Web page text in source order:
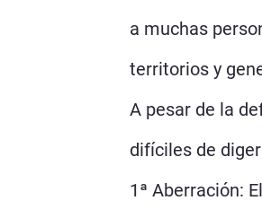
a muchas
territorios y
A pesar de la
difíciles de
1ª Aberración: